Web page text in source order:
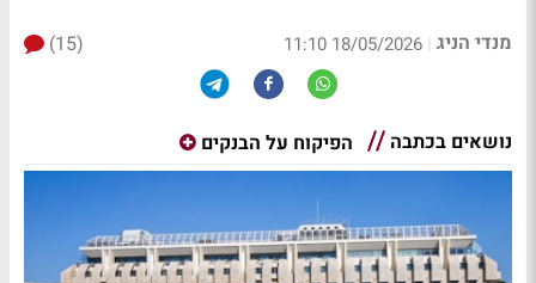
מנדי הניג |
18/05/2026 11:10
(15)
נושאים בכתבה הפיקוח על הבנקים